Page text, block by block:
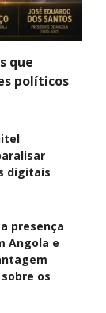
que
políticos
digitais
presença
Angola e
os